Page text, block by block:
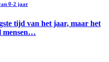
0-2 jaar
tijd van het jaar, maar het
mensen…